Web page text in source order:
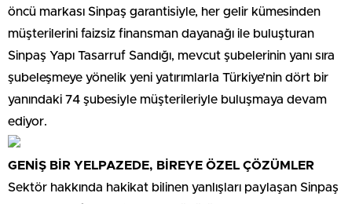
öncü markası Sinpaş garantisiyle, her gelir kümesinden
müşterilerini faizsiz finansman dayanağı ile buluşturan
Sinpaş Yapı Tasarruf Sandığı, mevcut şubelerinin yanı sıra
şubeleşmeye yönelik yeni yatırımlarla Türkiye’nin dört bir
yanındaki 74 şubesiyle müşterileriyle buluşmaya devam
ediyor.
GENİŞ BİR YELPAZEDE, BİREYE ÖZEL ÇÖZÜMLER
Sektör hakkında hakikat bilinen yanlışları paylaşan Sinpaş